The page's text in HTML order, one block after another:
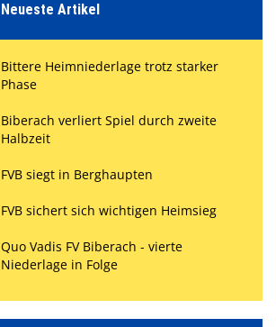
Neueste Artikel
Bittere Heimniederlage trotz starker
Phase
Biberach verliert Spiel durch zweite
Halbzeit
FVB siegt in Berghaupten
FVB sichert sich wichtigen Heimsieg
Quo Vadis FV Biberach - vierte
Niederlage in Folge